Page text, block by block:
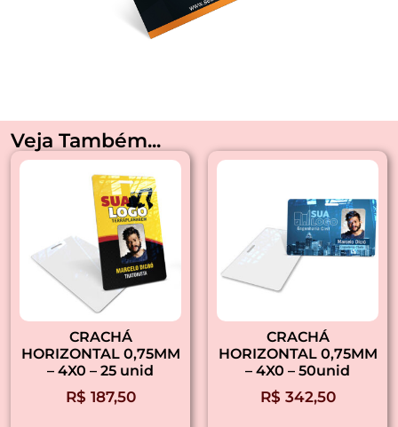
Veja Também...
CRACHÁ
HORIZONTAL 0,75MM
– 4X0 – 25 unid
R$ 187,50
CRACHÁ
HORIZONTAL 0,75MM
– 4X0 – 50unid
R$ 342,50